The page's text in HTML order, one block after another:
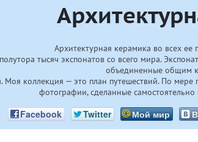
Архитектурная керамика во всех ее
тысяч экспонатов со всего мира.
объединенные общим
Моя коллекция — это план путешествий. По
фотографии, сделанные
Facebook Twitter Мой мир